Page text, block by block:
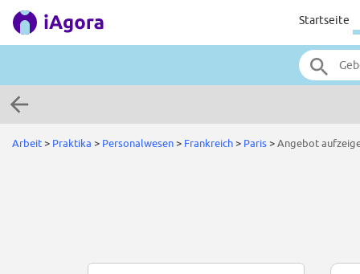
Startseite
Arbeit> Praktika > Personalwesen> Frankreich> Paris>Angebot